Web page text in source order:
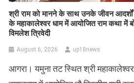
​श्री राम को मानने के साथ उनके जीवन
के महाकालेश्वर धाम में आयोजित राम कथा में
विमलेश त्रिवेदी
August 6, 2026 up18news
आगरा। यमुना तट स्थित श्री महाकालेश्वर